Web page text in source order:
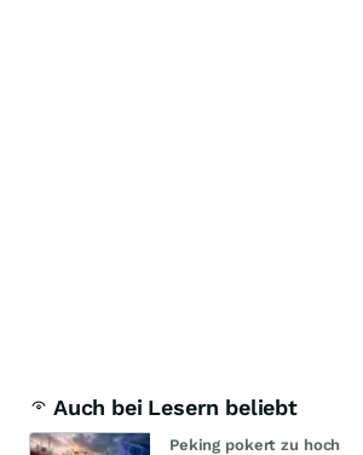
Auch bei Lesern beliebt
Peking pokert zu hoch